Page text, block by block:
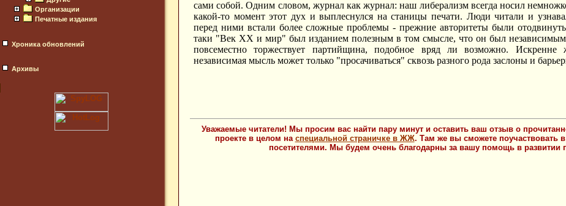
Организации
Печатные издания
Хроника обновлений
Архивы
сами собой. Одним словом, журнал как журнал: наш либерализм всегда носил
какой-то момент этот дух и выплеснулся на станицы печати. Люди читали и
перед ними встали более сложные проблемы - прежние авторитеты были
таки "Век ХХ и мир" был изданием полезным в том смысле, что он был независимым
повсеместно торжествует партийщина, подобное вряд ли возможно.
независимая мысль может только "просачиваться" сквозь разного рода заслоны и
Уважаемые читатели! Мы просим вас найти пару минут и оставить ваш отзыв о
проекте в целом на специальной страничке в ЖЖ. Там же вы сможете поучаствовать
посетителями. Мы будем очень благодарны за вашу помощь в развитии